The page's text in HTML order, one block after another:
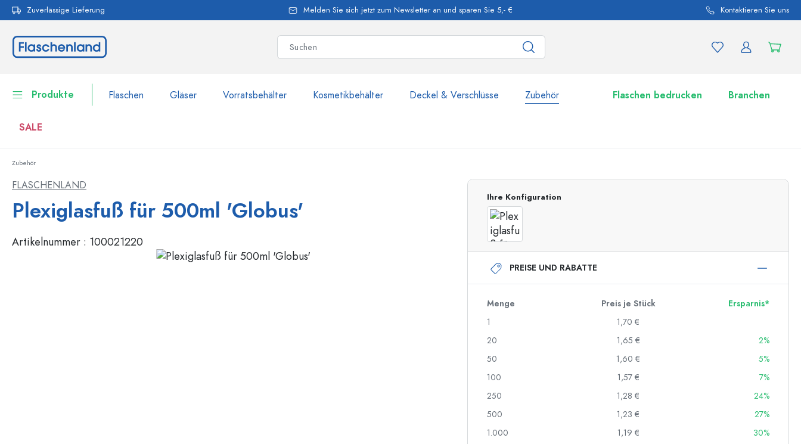
Zur Hauptnavigation springen
Zuverlässige Lieferung Melden Sie sich jetzt zum Newsletter an und sparen Sie 5,- € Kontaktieren Sie uns
Produkte Flaschen Gläser Vorratsbehälter Kosmetikbehälter Deckel & Verschlüsse Zubehör Flaschen bedrucken Branchen
SALE
Gläser
Vorratsbehälter
Flaschen nach Marke
Flaschen nach Volumen
750 ml Flaschen
1000 ml Flaschen
Airless Dispenser
Ginflaschen
Zu den Gläsern
Zubehör
FLASCHENLAND
Plexiglasfuß für 500ml 'Globus'
Artikelnummer : 100021220
Ihre Konfiguration
PREISE UND RABATTE
Menge Preis je Stück
Ersparnis*
1
1,70 €
20
1,65 €
2%
50
1,60 €
5%
100
1,57 €
7%
250
1,28 €
24%
500
1,23 €
27%
1.000
1,19 €
30%